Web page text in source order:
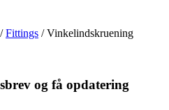
/Fittings / Vinkelindskruening
og få opdatering